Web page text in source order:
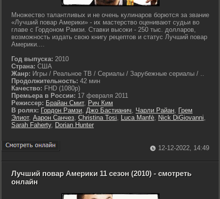
Множество талантливых и не очень кулинаров борются за звание
«Лучший повар Америки» - их мастерство оценивают судьи во
главе с Гордоном Рамзи. Ставки высоки - 250 тыс. долларов,
возможность издать свою книгу рецептов и статус Лучший повар
Америки....
Год выпуска: 2010
Страна: США
Жанр: Игры / Реальное ТВ / Сериалы / Зарубежные сериалы / ..
Продолжительность: 42 мин
Качество: FHD (1080p)
Премьера в России: 17 февраля 2011
Режиссер: Брайан Смит, Рич Ким
В ролях: Гордон Рамзи, Джо Бастианич, Чарли Райан, Грем
Элиот, Аарон Санчез, Christina Tosi, Luca Manfè, Nick DiGiovanni,
Sarah Faherty, Dorian Hunter
12-12-2022, 14:49
Лучший повар Америки 11 сезон (2010) - смотреть
онлайн